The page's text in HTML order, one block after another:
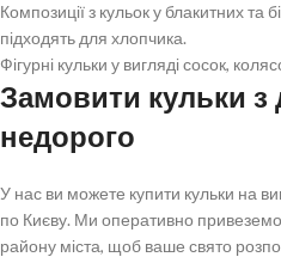
Композиції з кульок у блакитних та
підходять для хлопчика.
Фігурні кульки у вигляді сосок,
Замовити кульки з
недорого
У нас ви можете купити кульки на
по Києву. Ми оперативно
району міста, щоб ваше свято